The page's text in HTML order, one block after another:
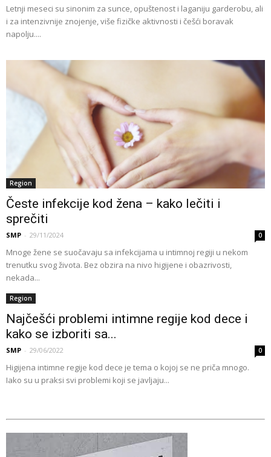
Letnji meseci su sinonim za sunce, opuštenost i laganiju garderobu, ali
i za intenzivnije znojenje, više fizičke aktivnosti i češći boravak
napolju....
Region
Česte infekcije kod žena – kako lečiti i
sprečiti
SMP - 29/11/2024 0
Mnoge žene se suočavaju sa infekcijama u intimnoj regiji u nekom
trenutku svog života. Bez obzira na nivo higijene i obazrivosti,
nekada...
Region
Najčešći problemi intimne regije kod dece i
kako se izboriti sa...
SMP - 29/06/2022 0
Higijena intimne regije kod dece je tema o kojoj se ne priča mnogo.
Iako su u praksi svi problemi koji se javljaju...